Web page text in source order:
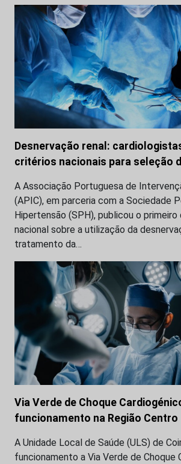
Desnervação renal:
critérios nacionais para seleção
A Associação Portuguesa de
(APIC), em parceria com a Sociedade
Hipertensão (SPH), publicou o primeiro
nacional sobre a utilização da
tratamento da…
Via Verde de Choque
funcionamento na Região Centro
A Unidade Local de Saúde (ULS) de
funcionamento a Via Verde de Choque